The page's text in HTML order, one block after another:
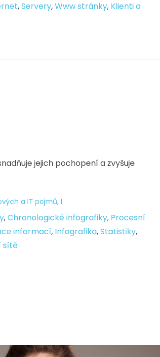
,Servery,Www stránky, Klienti a
jejich pochopení a zvyšuje
a IT pojmů, I.
,Chronologické infografiky, Procesní
informací, Infografika,Statistiky,
sítě